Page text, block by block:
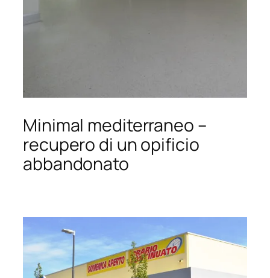
Minimal mediterraneo –
recupero di un opificio
abbandonato